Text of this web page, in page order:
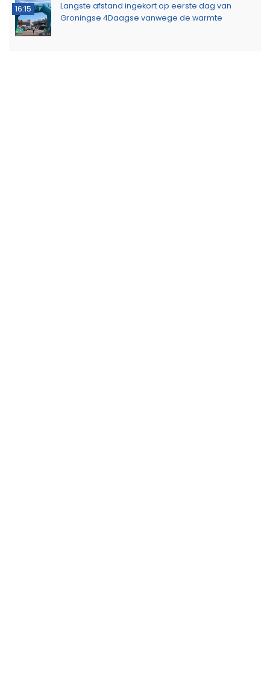
16:15
Langste afstand ingekort op eerste dag van
Groningse 4Daagse vanwege de warmte